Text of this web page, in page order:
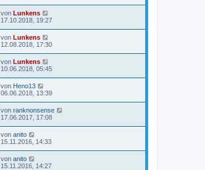
von Lunkens
17.10.2018, 19:27
von Lunkens
12.08.2018, 17:30
von Lunkens
10.06.2018, 05:45
von Heno13
06.06.2018, 13:39
von ranknonsense
17.06.2017, 17:08
von anito
15.11.2016, 14:33
von anito
15.11.2016, 14:27